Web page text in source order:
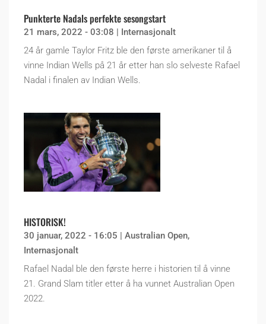
Punkterte Nadals perfekte sesongstart
21 mars, 2022 - 03:08 | Internasjonalt
24 år gamle Taylor Fritz ble den første amerikaner til å
vinne Indian Wells på 21 år etter han slo selveste Rafael
Nadal i finalen av Indian Wells.
HISTORISK!
30 januar, 2022 - 16:05 | Australian Open,
Internasjonalt
Rafael Nadal ble den første herre i historien til å vinne
21. Grand Slam titler etter å ha vunnet Australian Open
2022.